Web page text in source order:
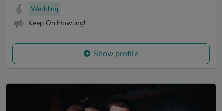
Wedding
Keep On Howling!
Show profile